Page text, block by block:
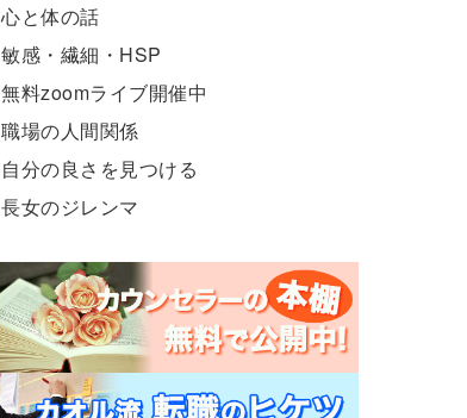
心と体の話
敏感・繊細・HSP
無料zoomライブ開催中
職場の人間関係
自分の良さを見つける
長女のジレンマ